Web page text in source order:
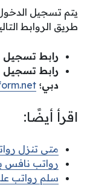
يتم تسجيل
طريق الروابط
رابط تسجيل
رابط
دبي؛
اقرأ أيضًا:
متى تنزل
رواتب نافس
سلم رواتب علم